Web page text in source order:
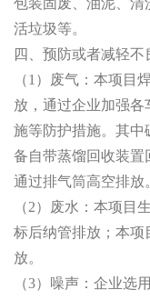
包装固废、油泥、清
活垃圾等。
四、 预防或者减轻不
（1）
废气：本项目
放，通过企业加强
施等防护措施。其中
备自带蒸馏回收装置
通过排气筒高空排放
（2）
废水：本项目
标后纳管排放；本项
放。
（3）噪声：企业选